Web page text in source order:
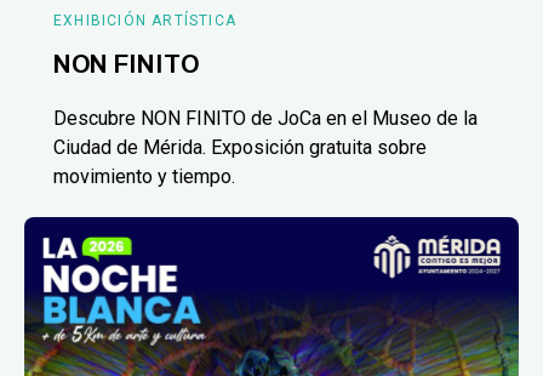
EXHIBICIÓN ARTÍSTICA
NON FINITO
Descubre NON FINITO de JoCa en el Museo de la
Ciudad de Mérida. Exposición gratuita sobre
movimiento y tiempo.